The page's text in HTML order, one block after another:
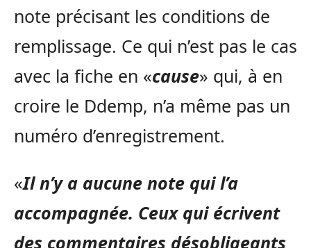
note précisant les conditions de
remplissage. Ce qui n’est pas le cas
avec la fiche en «cause» qui, à en
croire le Ddemp, n’a même pas un
numéro d’enregistrement.
«Il n’y a aucune note qui l’a
accompagnée. Ceux qui écrivent
des commentaires désobligeants